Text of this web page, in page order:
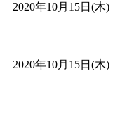
2020年10月15日(木)
2020年10月15日(木)